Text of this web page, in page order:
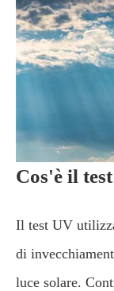
Cos'è il
Il test UV
di
luce solare.